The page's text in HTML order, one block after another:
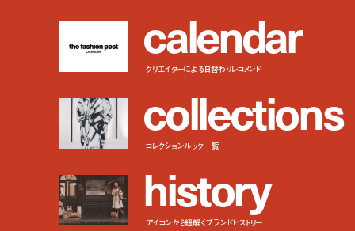
calendar
クリエイターによる日替わりレコメンド
collections
コレクションルック一覧
history
アイコンから紐解くブランドヒストリー